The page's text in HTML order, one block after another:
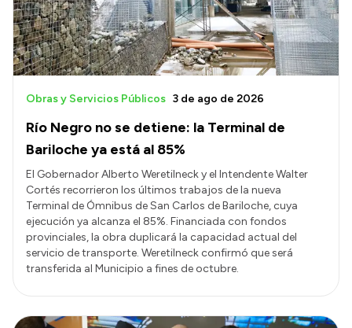
Río Negro no se detiene: la Terminal de
Bariloche ya está al 85%
Obras y Servicios Públicos 3 de ago de 2026
El Gobernador Alberto Weretilneck y el Intendente Walter
Cortés recorrieron los últimos trabajos de la nueva
Terminal de Ómnibus de San Carlos de Bariloche, cuya
ejecución ya alcanza el 85%. Financiada con fondos
provinciales, la obra duplicará la capacidad actual del
servicio de transporte. Weretilneck confirmó que será
transferida al Municipio a fines de octubre.